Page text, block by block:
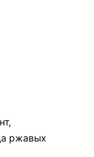
ржавых